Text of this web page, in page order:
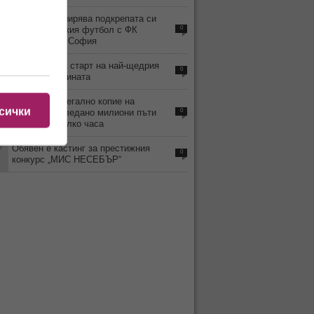
8888.bg разширява подкрепата си
към българския футбол с ФК
Враждебна - София
0
8888.bg дава старт на най-щедрия
месец от годината
0
ВИДЕО: Нелегално копие на
„Одисея“ е гледано милиони пъти
само за няколко часа
0
Обявен е кастинг за престижния
конкурс „МИС НЕСЕБЪР“
0